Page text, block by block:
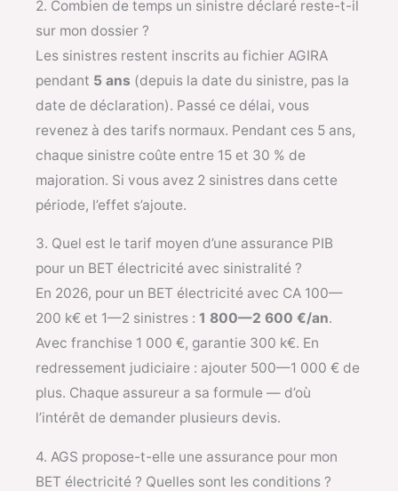
2. Combien de temps un sinistre déclaré reste-t-il
sur mon dossier ?
Les sinistres restent inscrits au fichier AGIRA
pendant 5 ans (depuis la date du sinistre, pas la
date de déclaration). Passé ce délai, vous
revenez à des tarifs normaux. Pendant ces 5 ans,
chaque sinistre coûte entre 15 et 30 % de
majoration. Si vous avez 2 sinistres dans cette
période, l’effet s’ajoute.
3. Quel est le tarif moyen d’une assurance PIB
pour un BET électricité avec sinistralité ?
En 2026, pour un BET électricité avec CA 100—
200 k€ et 1—2 sinistres : 1 800—2 600 €/an.
Avec franchise 1 000 €, garantie 300 k€. En
redressement judiciaire : ajouter 500—1 000 € de
plus. Chaque assureur a sa formule — d’où
l’intérêt de demander plusieurs devis.
4. AGS propose-t-elle une assurance pour mon
BET électricité ? Quelles sont les conditions ?